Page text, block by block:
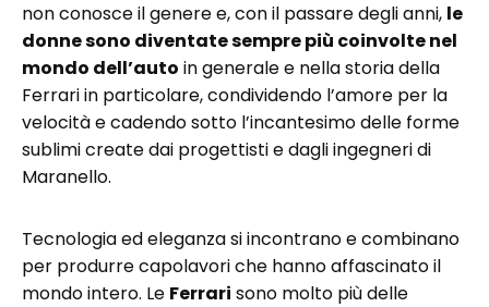
non conosce il genere e, con il passare degli anni, le
donne sono diventate sempre più coinvolte nel
mondo dell’auto in generale e nella storia della
Ferrari in particolare, condividendo l’amore per la
velocità e cadendo sotto l’incantesimo delle forme
sublimi create dai progettisti e dagli ingegneri di
Maranello.
Tecnologia ed eleganza si incontrano e combinano
per produrre capolavori che hanno affascinato il
mondo intero. Le Ferrari sono molto più delle